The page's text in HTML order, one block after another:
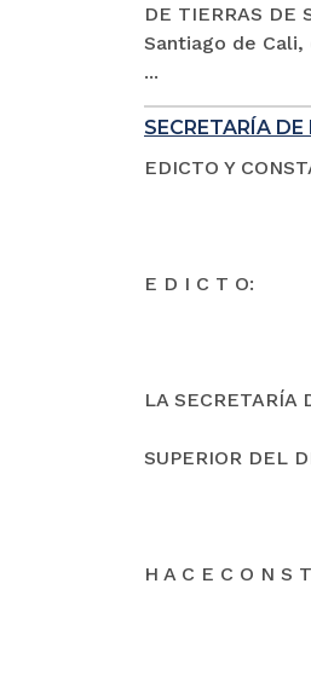
DE TIERRAS DE
Santiago de
...
SECRETARÍA
EDICTO Y
E D I C T O:
LA SECRETARÍA
SUPERIOR DEL
H A C E C O N S